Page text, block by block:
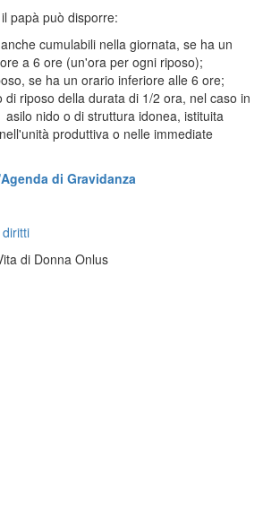
papà può disporre:
cumulabili nella giornata, se ha un
a 6 ore (un'ora per ogni riposo);
se ha un orario inferiore alle 6 ore;
di riposo della durata di 1/2 ora, nel caso in
nido o di struttura idonea, istituita
produttiva o nelle immediate
di Gravidanza
di Donna Onlus